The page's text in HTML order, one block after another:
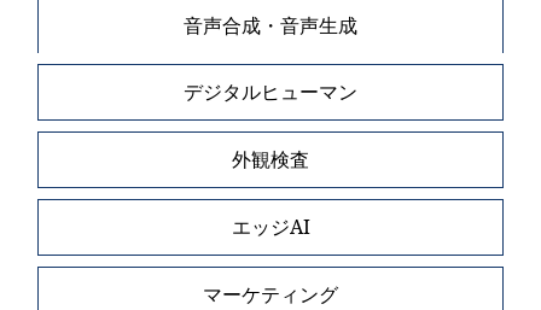
音声合成・音声生成
デジタルヒューマン
外観検査
エッジAI
マーケティング